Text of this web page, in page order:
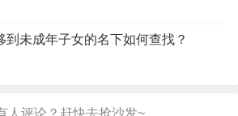
到未成年子女的名下如何查找？